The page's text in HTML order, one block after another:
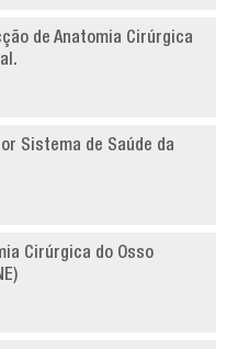
de Anatomia Cirúrgica
Sistema de Saúde da
Cirúrgica do Osso